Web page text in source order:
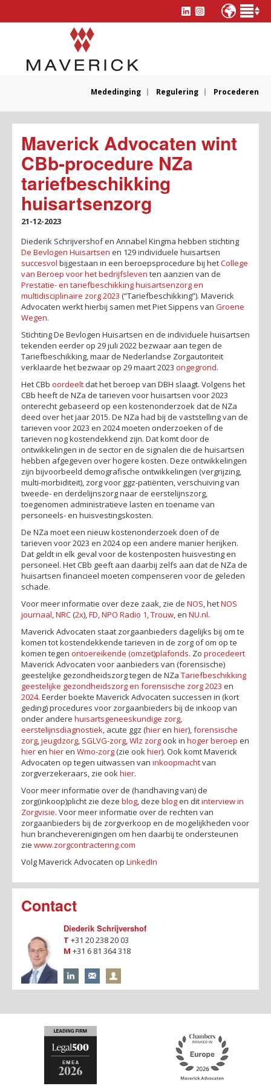
Mededinging Regulering Procederen
Maverick Advocaten wint
CBb-procedure NZa
tariefbeschikking
huisartsenzorg
21-12-2023
Diederik Schrijvershof en Annabel Kingma hebben stichting
De Bevlogen Huisartsen en 129 individuele huisartsen
succesvol bijgestaan in een beroepsprocedure bij hetCollege
van Beroep voor het bedrijfsleven ten aanzien van de
Prestatie- en tariefbeschikking huisartsenzorg en
multidisciplinaire zorg 2023 (“Tariefbeschikking”). Maverick
Advocaten werkt hierbij samen met Piet Sippens van Groene
Wegen.
Stichting De Bevlogen Huisartsen en de individuele huisartsen
tekenden eerder op 29 juli 2022 bezwaar aan tegen de
Tariefbeschikking, maar de Nederlandse Zorgautoriteit
verklaarde het bezwaar op 29 maart 2023 ongegrond.
Het CBb oordeelt dat het beroep van DBH slaagt. Volgens het
CBb heeft de NZa de tarieven voor huisartsen voor 2023
onterecht gebaseerd op een kostenonderzoek dat de NZa
deed over het jaar 2015. De NZa had bij de vaststelling van de
tarieven voor 2023 en 2024 moeten onderzoeken of de
tarieven nog kostendekkend zijn. Dat komt door de
ontwikkelingen in de sector en de signalen die de huisartsen
hebben afgegeven over hogere kosten. Deze ontwikkelingen
zijn bijvoorbeeld demografische ontwikkelingen (vergrijzing,
multi-morbiditeit), zorg voor ggz-patiënten, verschuiving van
tweede- en derdelijnszorg naar de eerstelijnszorg,
toegenomen administratieve lasten en toename van
personeels- en huisvestingskosten.
De NZa moet een nieuw kostenonderzoek doen of de
tarieven voor 2023 en 2024 op een andere manier herijken.
Dat geldt in elk geval voor de kostenposten huisvesting en
personeel. Het CBb geeft aan daarbij zelfs aan dat de NZa de
huisartsen financieel moeten compenseren voor de geleden
schade.
Voor meer informatie over deze zaak, zie de NOS , hetNOS
journaal NRC(2x), FD NPO Radio 1 Trouw , en NU.nl.
Maverick Advocaten staat zorgaanbieders dagelijks bij om te
komen tot kostendekkende tarieven in de zorg of om op te
komen tegen ontoereikende (omzet)plafonds. Zo procedeert
Maverick Advocaten voor aanbieders van (forensische)
geestelijke gezondheidszorg tegen de NZa Tariefbeschikking
geestelijke gezondheidszorg en forensische zorg 2023 en
2024. Eerder boekte Maverick Advocaten successen in (kort
geding) procedures voor zorgaanbieders bij de inkoop van
onder andere huisartsgeneeskundige zorg
eerstelijnsdiagnostiek , acute ggz (hieren hier), forensische
zorg jeugdzorg SGLVG-zorg Wlz zorg ook in hoger beroep en
hieren hieren Wmo-zorg(zie ook hier). Ook komt Maverick
Advocaten op tegen uitwassen van inkoopmachtvan
zorgverzekeraars, zie ook hier.
Voor meer informatie over de (handhaving van) de
zorg(inkoop)plicht zie deze blog , deze blogen ditinterview in
Zorgvisie. Voor meer informatie over de rechten van
zorgaanbieders bij de zorgverkoop en de mogelijkheden voor
hun brancheverenigingen om hen daarbij te ondersteunen
zie www.zorgcontractering.com
Volg Maverick Advocaten op LinkedIn
Contact
Diederik Schrijvershof
T +31 20 238 20 03
M +31 6 81 364 318